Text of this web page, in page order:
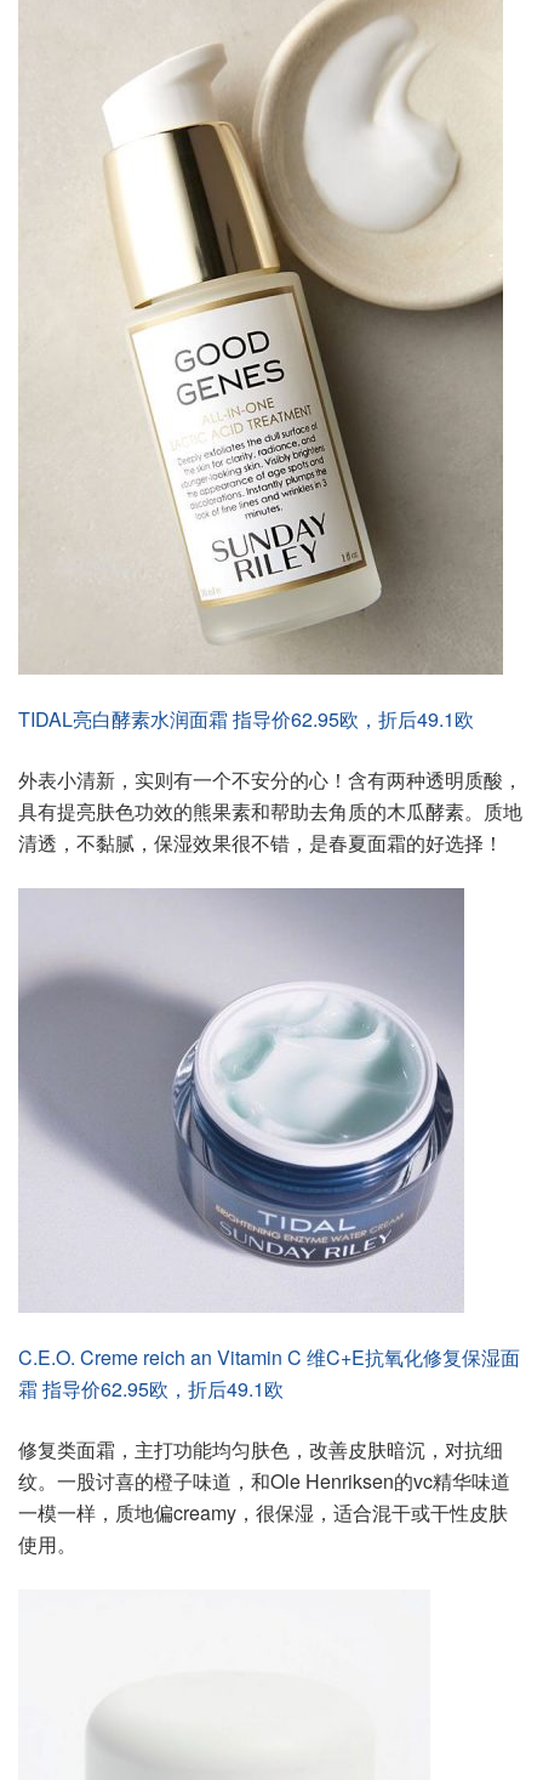
TIDAL亮白酵素水润面霜 指导价62.95欧，折后49.1欧
外表小清新，实则有一个不安分的心！含有两种透明质酸，
具有提亮肤色功效的熊果素和帮助去角质的木瓜酵素。质地
清透，不黏腻，保湿效果很不错，是春夏面霜的好选择！
C.E.O. Creme reich an Vitamin C 维C+E抗氧化修复保湿面
霜 指导价62.95欧，折后49.1欧
修复类面霜，主打功能均匀肤色，改善皮肤暗沉，对抗细
纹。一股讨喜的橙子味道，和Ole Henriksen的vc精华味道
一模一样，质地偏creamy，很保湿，适合混干或干性皮肤
使用。